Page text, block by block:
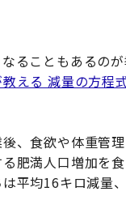
ることもあるの
える 減量の方程
、食欲や体重管
肥満人口増加を
平均16キロ減量